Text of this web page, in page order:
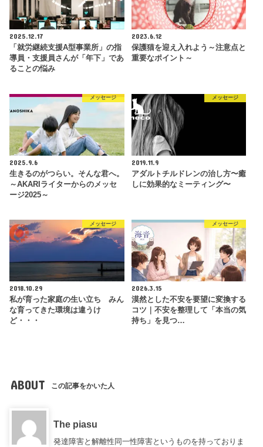
2025.12.17
「就労継続支援A型事業所」の指
導員・支援員さんが「年下」であ
ることの悩み
2023.6.12
保護猫を迎え入れよう～注意点と
重要なポイント～
メッセージ
2025.9.6
生きるのがつらい。そんな君へ。
～AKARIライターからのメッセ
ージ2025～
メッセージ
2019.11.9
アダルトチルドレンの治し方〜癒
しに効果的なミーティング〜
メッセージ
2018.10.29
私が育った家庭の生い立ち みん
な育ってきた環境は違うけ
ど・・・
メッセージ
2026.3.15
漠然とした不安を要望に変換する
コツ｜不安を整理して「本当の気
持ち」を見つ…
ABOUT この記事をかいた人
The piasu
発達障害と解離性同一性障害というものを持っておりま